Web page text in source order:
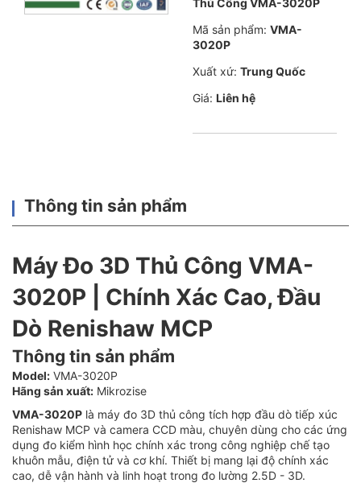
Mã sản phẩm: VMA-
3020P
Xuất xứ: Trung Quốc
Giá: Liên hệ
Thông tin sản phẩm
Máy Đo 3D Thủ Công VMA-
3020P | Chính Xác Cao, Đầu
Dò Renishaw MCP
Thông tin sản phẩm
Model: VMA-3020P
Hãng sản xuất: Mikrozise
VMA-3020P là máy đo 3D thủ công tích hợp đầu dò tiếp xúc
Renishaw MCP và camera CCD màu, chuyên dùng cho các ứng
dụng đo kiểm hình học chính xác trong công nghiệp chế tạo
khuôn mẫu, điện tử và cơ khí. Thiết bị mang lại độ chính xác
cao, dễ vận hành và linh hoạt trong đo lường 2.5D - 3D.